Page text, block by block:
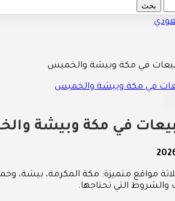
في مكة وبيشة والخميس
في مكة وبيشة
مواقع متميزة: مكة المكرمة،
التي تحتاجها.